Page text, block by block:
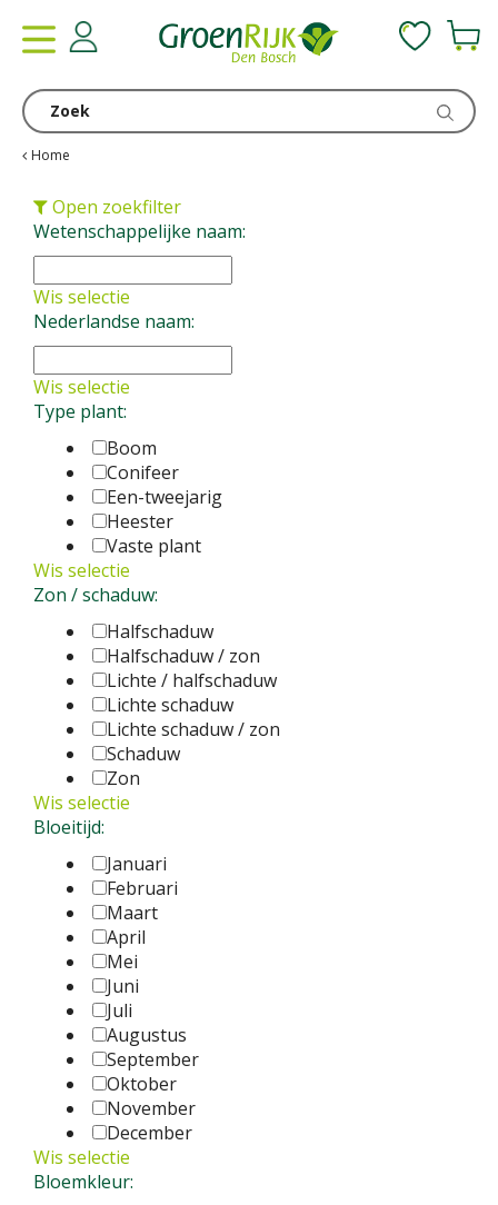
Home
Open zoekfilter
Wetenschappelijke naam:
Wis selectie
Nederlandse naam:
Wis selectie
Type plant:
Boom
Conifeer
Een-tweejarig
Heester
Vaste plant
Wis selectie
Zon / schaduw:
Halfschaduw
Halfschaduw / zon
Lichte / halfschaduw
Lichte schaduw
Lichte schaduw / zon
Schaduw
Zon
Wis selectie
Bloeitijd:
Januari
Februari
Maart
April
Mei
Juni
Juli
Augustus
September
Oktober
November
December
Wis selectie
Bloemkleur: